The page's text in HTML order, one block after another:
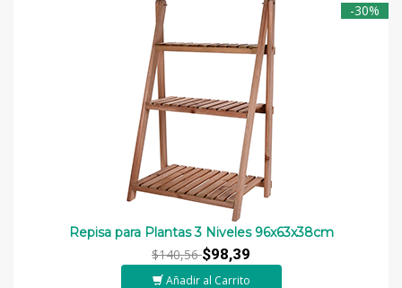
-30%
Repisa para Plantas 3 Niveles 96x63x38cm
$140,56$98,39
Añadir al Carrito